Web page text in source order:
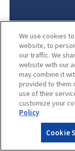
InterSafe
【サプ
策】主
防ぐ
性とは
We use cookies
website, to
our traffic. We
website with our
may combine it
provided to them
use of their
customize your
Policy
Cookie